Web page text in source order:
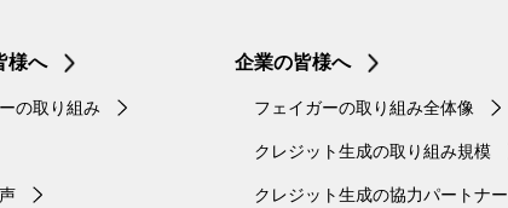
様へ
の取り組み
企業の皆様へ
フェイガーの取り組み全体像
クレジット生成の取り組み規模
クレジット生成の協力パートナー